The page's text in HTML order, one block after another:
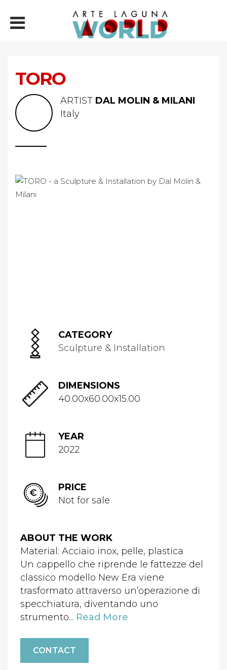
TORO
ARTIST DAL MOLIN & MILANI
Italy
CATEGORY
Sculpture & Installation
DIMENSIONS
40.00x60.00x15.00
YEAR
2022
PRICE
Not for sale
ABOUT THE WORK
Material: Acciaio inox, pelle, plastica
Un cappello che riprende le fattezze del
classico modello New Era viene
trasformato attraverso un’operazione di
specchiatura, diventando uno
strumento... Read More
CONTACT